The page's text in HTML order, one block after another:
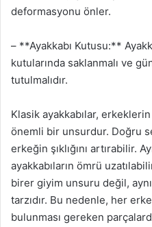
deformasyonu önler.
– **Ayakkabı Kutusu:**
kutularında saklanmalı ve
tutulmalıdır.
Klasik ayakkabılar,
önemli bir unsurdur. Doğru
erkeğin şıklığını artırabilir.
ayakkabıların ömrü
birer giyim unsuru değil,
tarzıdır. Bu nedenle, her
bulunması gereken